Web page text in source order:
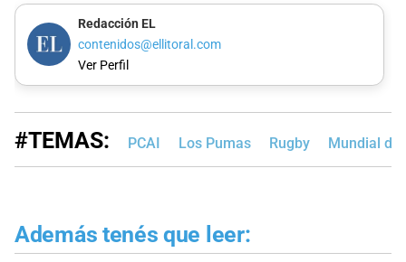
Redacción EL
contenidos@ellitoral.com
Ver Perfil
#TEMAS: PCAI Los Pumas Rugby Mundial de
Además tenés que leer: